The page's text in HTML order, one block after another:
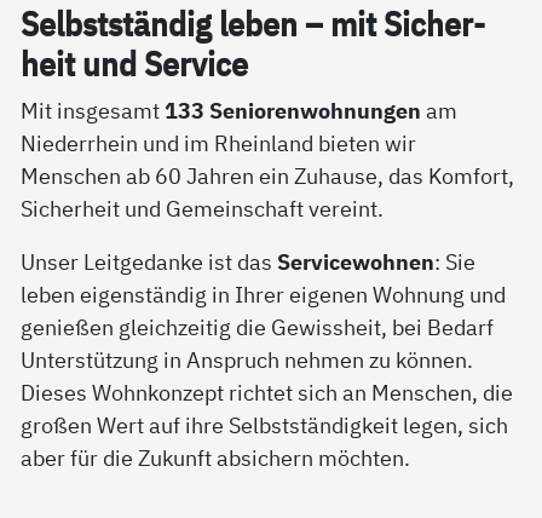
Selbst­stän­dig le­ben – mit Si­cher­
heit und Ser­vice
Mit insgesamt 133 Seniorenwohnungen am
Niederrhein und im Rheinland bieten wir
Menschen ab 60 Jahren ein Zuhause, das Komfort,
Sicherheit und Gemeinschaft vereint.
Unser Leitgedanke ist das Servicewohnen: Sie
leben eigenständig in Ihrer eigenen Wohnung und
genießen gleichzeitig die Gewissheit, bei Bedarf
Unterstützung in Anspruch nehmen zu können.
Dieses Wohnkonzept richtet sich an Menschen, die
großen Wert auf ihre Selbstständigkeit legen, sich
aber für die Zukunft absichern möchten.